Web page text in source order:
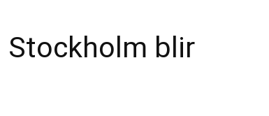
Stockholm blir